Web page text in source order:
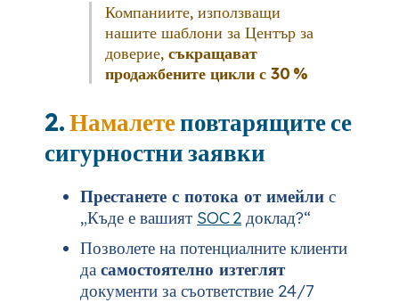
Компаниите, използващи
нашите шаблони за Център за
доверие, съкращават
продажбените цикли с 30 %
2.Намалетеповтарящите се
сигурностни заявки
Престанете с потока от имейли с
„Къде е вашият SOC 2 доклад?“
Позволете на потенциалните клиенти
да самостоятелно изтеглят
документи за съответствие 24/7